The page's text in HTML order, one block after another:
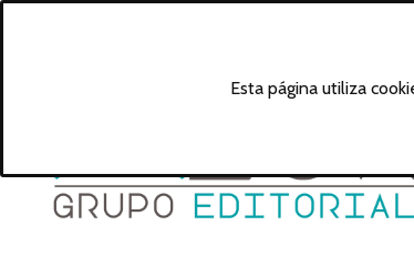
Esta página utiliza